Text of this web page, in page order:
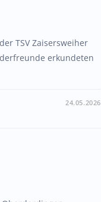
TSV Zaisersweiher
erkundeten
24.05.2026